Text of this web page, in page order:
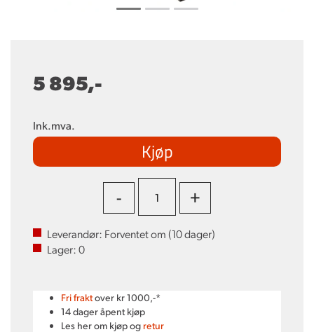
5 895,-
Ink.mva.
Kjøp
- +
Leverandør: Forventet om (10dager)
Lager:0
Fri fraktover kr 1000,-*
14 dager åpent kjøp
Les her om kjøp og retur